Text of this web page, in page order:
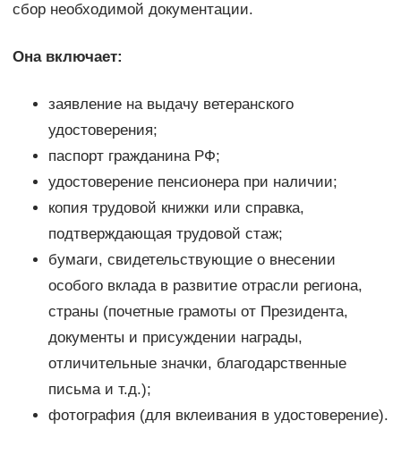
сбор необходимой документации.
Она включает:
заявление на выдачу ветеранского
удостоверения;
паспорт гражданина РФ;
удостоверение пенсионера при наличии;
копия трудовой книжки или справка,
подтверждающая трудовой стаж;
бумаги, свидетельствующие о внесении
особого вклада в развитие отрасли региона,
страны (почетные грамоты от Президента,
документы и присуждении награды,
отличительные значки, благодарственные
письма и т.д.);
фотография (для вклеивания в удостоверение).